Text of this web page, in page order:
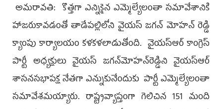
అమరావతి: కొత్త‌గా ఎన్నికైన‌ ఎమ్మెల్యేలంతా సమావేశానికి
హాజరుకావడంతో తాడేప‌ల్లిలోని వైయ‌స్ జ‌గ‌న్ మోహ‌న్ రెడ్డి
క్యాంపు కార్యాల‌యం కళకళలాడుతోంది. వైయ‌స్ఆర్‌ కాంగ్రెస్‌
పార్టీ అధ్యక్షులు వైయ‌స్ జగన్‌మోహన్‌రెడ్డిని వైయ‌స్ఆర్‌
శాసనసభాపక్ష నేతగా ఎన్నుకునేందుకు పార్టీ ఎమ్మెల్యేలంతా
సమావేశమయ్యారు. రాష్ట్ర‌వ్యాప్తంగా గెలిచిన 151 మంది